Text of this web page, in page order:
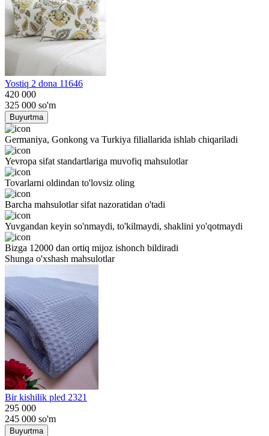
Yostiq 2 dona 11646
420 000
325 000 so'm
Buyurtma
Germaniya, Gonkong va Turkiya filiallarida ishlab chiqariladi
Yevropa sifat standartlariga muvofiq mahsulotlar
Tovarlarni oldindan to'lovsiz oling
Barcha mahsulotlar sifat nazoratidan o'tadi
Yuvgandan keyin so'nmaydi, to'kilmaydi, shaklini yo'qotmaydi
Bizga 12000 dan ortiq mijoz ishonch bildiradi
Shunga o'xshash mahsulotlar
Bir kishilik pled 2321
295 000
245 000 so'm
Buyurtma